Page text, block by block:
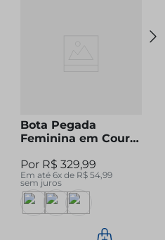
Bota Pegada
Feminina em Couro
280512-05
R$ 329,99
Em até 6x de R$ 54,99
sem juros